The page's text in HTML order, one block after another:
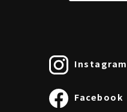
Instagram
Facebook